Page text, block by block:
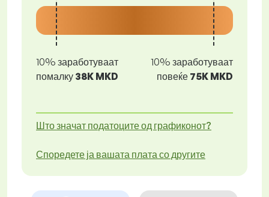
10% заработуваат
помалку 38K MKD
10% заработуваат
повеќе 75K MKD
Што значат податоците од графиконот?
Споредете ја вашата плата со другите